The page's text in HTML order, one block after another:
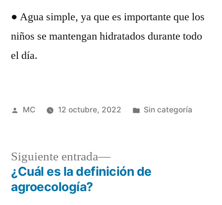
● Agua simple, ya que es importante que los
niños se mantengan hidratados durante todo
el día.
Publicado
MC 12 octubre, 2022
Publicada
Sin categoría
Navegación
Siguiente entrada
Siguiente
entrada:
¿Cuál es la definición de
agroecología?